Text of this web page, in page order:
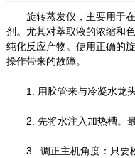
旋转蒸发仪，主要用于在
剂。尤其对萃取液的浓缩和
纯化反应产物。使用正确的
操作带来的故障。
1. 用胶管来与冷凝水龙头
2. 先将水注入加热槽。最
3. 调正主机角度：只要松